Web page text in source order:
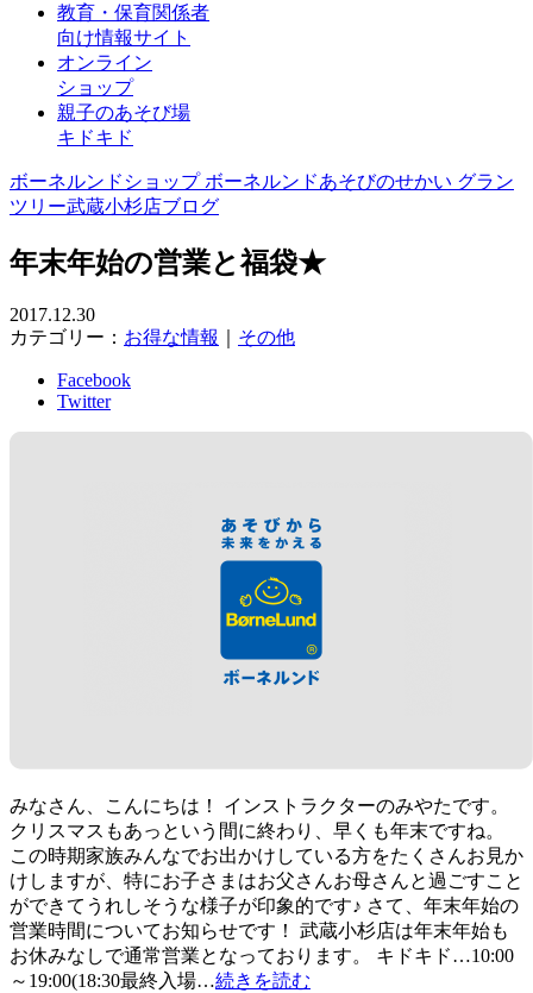
教育・保育関係者
向け情報サイト
オンライン
ショップ
親子のあそび場
キドキド
ボーネルンドショップ ボーネルンドあそびのせかい グラン
ツリー武蔵小杉店ブログ
年末年始の営業と福袋★
2017.12.30
カテゴリー： お得な情報 その他
Facebook
Twitter
みなさん、こんにちは！ インストラクターのみやたです。
クリスマスもあっという間に終わり、早くも年末ですね。
この時期家族みんなでお出かけしている方をたくさんお見か
けしますが、特にお子さまはお父さんお母さんと過ごすこと
ができてうれしそうな様子が印象的です♪ さて、年末年始の
営業時間についてお知らせです！ 武蔵小杉店は年末年始も
お休みなしで通常営業となっております。 キドキド…10:00
～19:00(18:30最終入場…続きを読む